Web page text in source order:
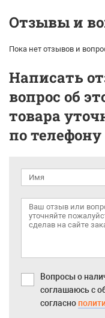
Отзывы и
Пока нет отзывов и
Написать
вопрос об
товара
по
Вопросы о
соглашаюсь с
согласно